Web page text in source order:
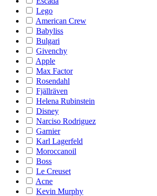
Lego
American Crew
Babyliss
Bulgari
Givenchy
Apple
Max Factor
Rosendahl
Fjällräven
Helena Rubinstein
Disney
Narciso Rodriguez
Garnier
Karl Lagerfeld
Moroccanoil
Boss
Le Creuset
Acne
Kevin Murphy